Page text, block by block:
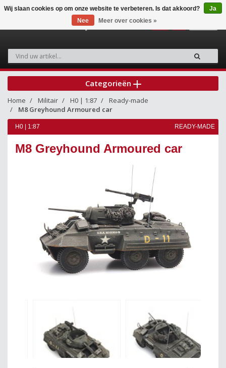
Categorieën
Home Militair H0 | 1:87
Ready-made
M8 Greyhound Armoured car
H0 | 1:87 READY-MADE
M8 Greyhound Armoured car
Wij slaan cookies op om onze website te verbeteren. Is dat akkoord?
Ja
Nee
Meer over cookies »